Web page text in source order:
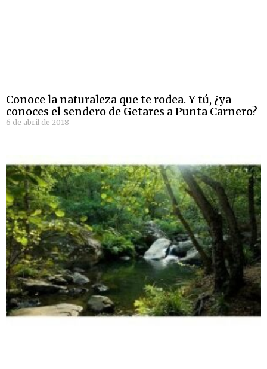
Conoce la naturaleza que te rodea. Y tú, ¿ya
conoces el sendero de Getares a Punta Carnero?
6 de abril de 2018